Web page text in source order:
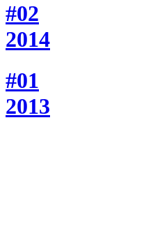
#02
2014
#01
2013